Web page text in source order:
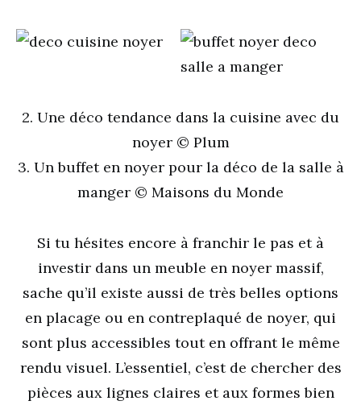
2. Une déco tendance dans la cuisine avec du
noyer © Plum
3. Un buffet en noyer pour la déco de la salle à
manger © Maisons du Monde
Si tu hésites encore à franchir le pas et à
investir dans un meuble en noyer massif,
sache qu’il existe aussi de très belles options
en placage ou en contreplaqué de noyer, qui
sont plus accessibles tout en offrant le même
rendu visuel. L’essentiel, c’est de chercher des
pièces aux lignes claires et aux formes bien